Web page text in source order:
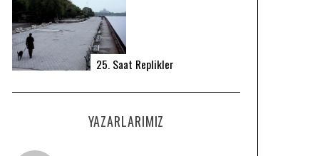
25. Saat Replikler
YAZARLARIMIZ